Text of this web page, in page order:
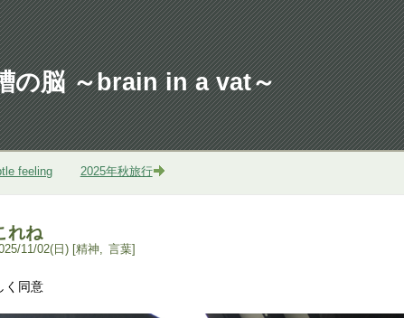
の脳 ～brain in a vat～
feeling 2025年秋旅行
れね
/11/02(日) 精神 言葉
く同意